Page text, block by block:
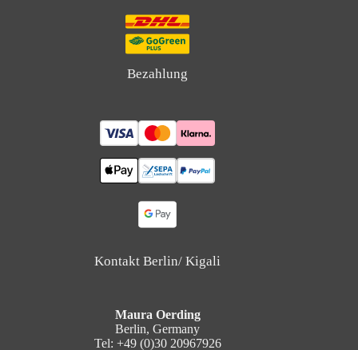
Bezahlung
Kontakt Berlin/ Kigali
Maura Oerding
Berlin, Germany
Tel: +49 (0)30 20967926